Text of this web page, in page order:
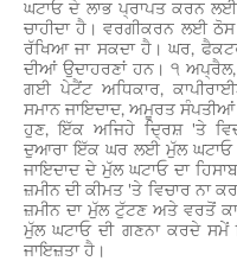
ਘਟਾਓ ਦੇ ਲਾਭ ਪ੍ਰਾਪਤ ਕਰਨ
ਚਾਹੀਦਾ ਹੈ। ਵਰਗੀਕਰਨ ਲਈ
ਰੱਖਿਆ ਜਾ ਸਕਦਾ ਹੈ। ਘਰ,
ਦੀਆਂ ਉਦਾਹਰਣਾਂ ਹਨ। ੧
ਗਈ ਪੇਟੈਂਟ ਅਧਿਕਾਰ,
ਸਮਾਨ ਜਾਇਦਾਦ, ਅਮੂਰਤ ਸੰਪਤੀਆਂ
ਹੁਣ, ਇੱਕ ਅਜਿਹੇ ਦ੍ਰਿਸ਼ 'ਤੇ
ਦੁਆਰਾ ਇੱਕ ਘਰ ਲਈ ਮੁੱਲ ਘਟਾਓ
ਜਾਇਦਾਦ ਦੇ ਮੁੱਲ ਘਟਾਓ ਦਾ
ਜ਼ਮੀਨ ਦੀ ਕੀਮਤ 'ਤੇ ਵਿਚਾਰ ਨਾ
ਜ਼ਮੀਨ ਦਾ ਮੁੱਲ ਟੁੱਟਣ ਅਤੇ ਵਰਤੋਂ
ਮੁੱਲ ਘਟਾਓ ਦੀ ਗਣਨਾ ਕਰਦੇ ਸਮੇਂ
ਜਾਇਜ਼ਤਾ ਹੈ।